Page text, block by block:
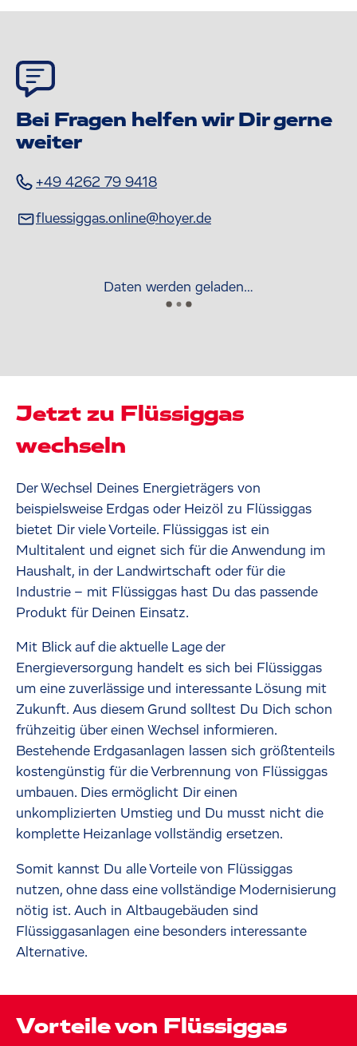
Bei Fragen helfen wir Dir gerne
weiter
+49 4262 79 9418
fluessiggas.online@hoyer.de
Daten werden geladen…
Jetzt zu Flüssiggas
wechseln
Der Wechsel Deines Energieträgers von
beispielsweise Erdgas oder Heizöl zu Flüssiggas
bietet Dir viele Vorteile. Flüssiggas ist ein
Multitalent und eignet sich für die Anwendung im
Haushalt, in der Landwirtschaft oder für die
Industrie – mit Flüssiggas hast Du das passende
Produkt für Deinen Einsatz.
Mit Blick auf die aktuelle Lage der
Energieversorgung handelt es sich bei Flüssiggas
um eine zuverlässige und interessante Lösung mit
Zukunft. Aus diesem Grund solltest Du Dich schon
frühzeitig über einen Wechsel informieren.
Bestehende Erdgasanlagen lassen sich größtenteils
kostengünstig für die Verbrennung von Flüssiggas
umbauen. Dies ermöglicht Dir einen
unkomplizierten Umstieg und Du musst nicht die
komplette Heizanlage vollständig ersetzen.
Somit kannst Du alle Vorteile von Flüssiggas
nutzen, ohne dass eine vollständige Modernisierung
nötig ist. Auch in Altbaugebäuden sind
Flüssiggasanlagen eine besonders interessante
Alternative.
Vorteile von Flüssiggas